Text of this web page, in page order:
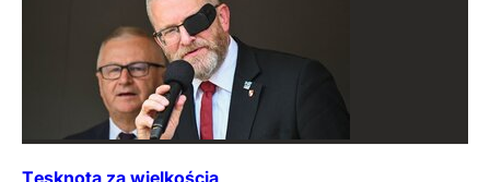
Tęsknota za wielkością